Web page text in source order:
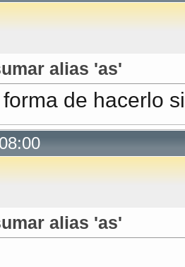
alias 'as'
de hacerlo
alias 'as'